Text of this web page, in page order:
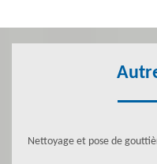
Nettoyage et pose de